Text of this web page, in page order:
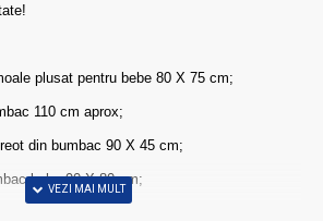
plusat pentru bebe 80 X 75 cm;
110 cm aprox;
din bumbac 90 X 45 cm;
bebe 90 X 80 cm;